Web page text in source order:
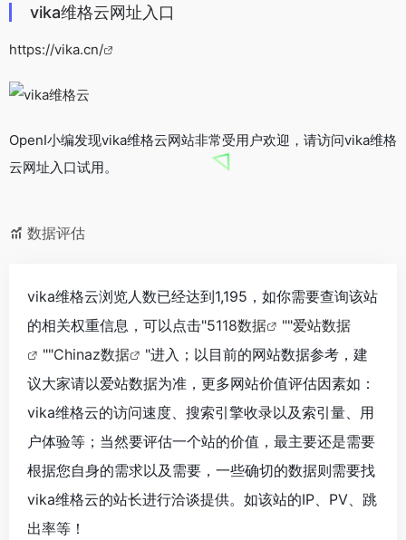
vika维格云网址入口
https://vika.cn/
OpenI小编发现vika维格云网站非常受用户欢迎，请访问vika维格
云网址入口试用。
数据评估
vika维格云浏览人数已经达到1,195，如你需要查询该站
的相关权重信息，可以点击"5118数据 ""爱站数据
""Chinaz数据
"进入；以目前的网站数据参考，建
议大家请以爱站数据为准，更多网站价值评估因素如：
vika维格云的访问速度、搜索引擎收录以及索引量、用
户体验等；当然要评估一个站的价值，最主要还是需要
根据您自身的需求以及需要，一些确切的数据则需要找
vika维格云的站长进行洽谈提供。如该站的IP、PV、跳
出率等！